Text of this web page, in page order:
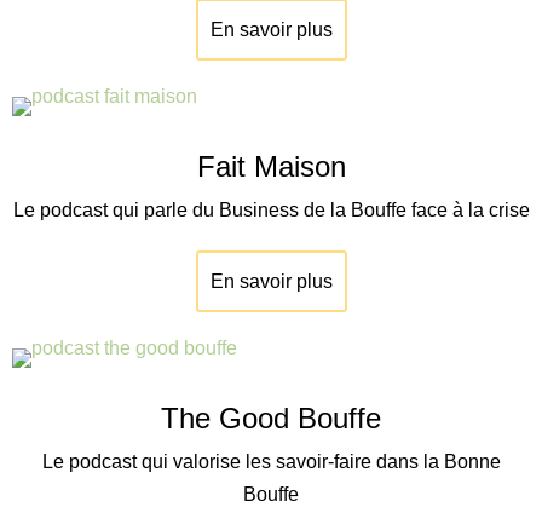
En savoir plus
Fait Maison
Le podcast qui parle du Business de la Bouffe face à la crise
En savoir plus
The Good Bouffe
Le podcast qui valorise les savoir-faire dans la Bonne
Bouffe